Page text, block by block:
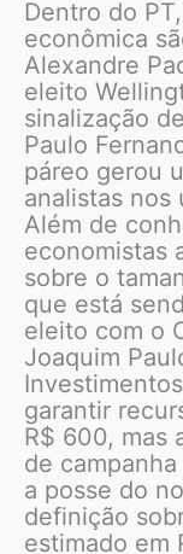
Dentro do
econômica
Alexandre
eleito
sinalização
Paulo
páreo gerou
analistas nos
Além de
economistas
sobre o
que está
eleito com o
Joaquim
garantir
R$ 600, mas
de
a posse do
definição
estimado em